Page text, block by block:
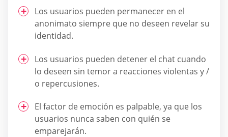
Los usuarios pueden permanecer en el
anonimato siempre que no deseen revelar su
identidad.
Los usuarios pueden detener el chat cuando
lo deseen sin temor a reacciones violentas y /
o repercusiones.
El factor de emoción es palpable, ya que los
usuarios nunca saben con quién se
emparejarán.